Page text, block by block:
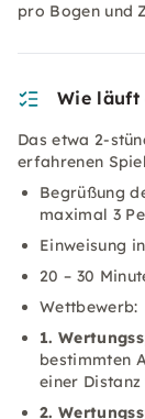
pro Bogen und
Wie läuft
Das etwa 2-
erfahrenen
Begrüßung
maximal 3
Einweisung
20 – 30
Wettbewerb:
1.
bestimmten
einer Distanz
2.